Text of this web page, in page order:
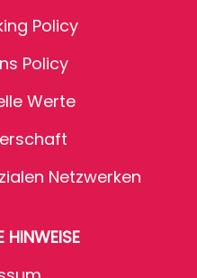
Policy
Policy
Werte
Netzwerken
HINWEISE